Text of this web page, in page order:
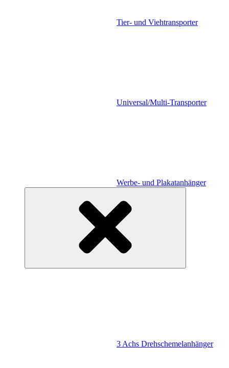
Tier- und Viehtransporter
Universal/Multi-Transporter
Werbe- und Plakatanhänger
3 Achs Drehschemelanhänger